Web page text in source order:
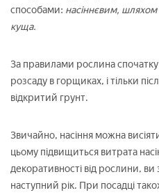
способами: насіннєвим,
куща.
За правилами рослина
розсаду в горщиках, і тільки
відкритий грунт.
Звичайно, насіння можна
цьому підвищиться витрата
декоративності від рослини,
наступний рік. При посадці